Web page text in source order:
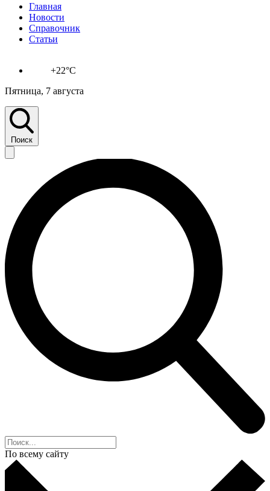
Главная
Новости
Справочник
Статьи
+22°C
Пятница, 7 августа
Поиск
По всему сайту